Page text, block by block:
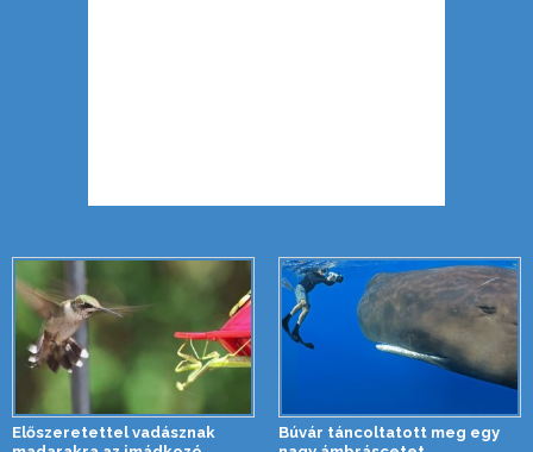
Előszeretettel vadásznak
Búvár táncoltatott meg egy